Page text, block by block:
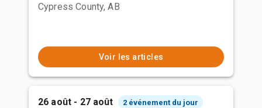
Cypress County, AB
Voir les articles
26 août - 27 août 2 événement du jour